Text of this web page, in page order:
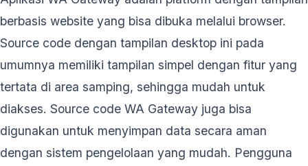
berbasis website yang bisa dibuka melalui browser.
Source code dengan tampilan desktop ini pada
umumnya memiliki tampilan simpel dengan fitur yang
tertata di area samping, sehingga mudah untuk
diakses. Source code WA Gateway juga bisa
digunakan untuk menyimpan data secara aman
dengan sistem pengelolaan yang mudah. Pengguna